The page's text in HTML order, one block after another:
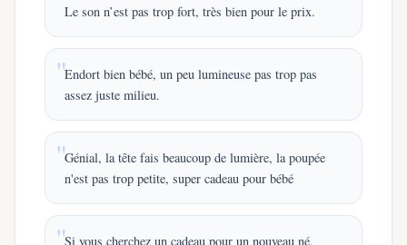
Le son n’est pas trop fort, très bien pour le prix.
Endort bien bébé, un peu lumineuse pas trop pas
assez juste milieu.
Génial, la tête fais beaucoup de lumière, la poupée
n'est pas trop petite, super cadeau pour bébé
Si vous cherchez un cadeau pour un nouveau né,